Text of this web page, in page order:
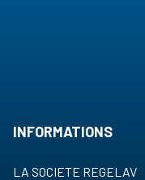
INFORMATIONS
LA SOCIETE REGELAV